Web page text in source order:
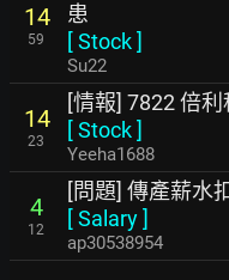
14
59
患
[Stock]
Su22
14
23
[情報] 7822 倍
[Stock]
Yeeha1688
4
12
[問題] 傳產薪水
[Salary]
ap30538954